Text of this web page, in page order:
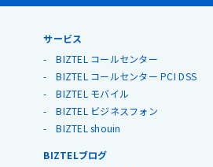
サービス
BIZTEL コールセンター
BIZTEL コールセンター PCI DSS
BIZTEL モバイル
BIZTEL ビジネスフォン
BIZTEL shouin
BIZTELブログ